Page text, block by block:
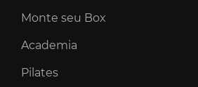
Monte seu Box
Academia
Pilates